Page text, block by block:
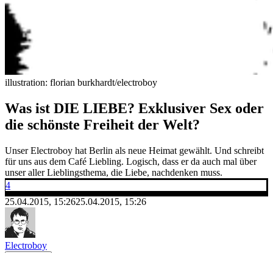
illustration: florian burkhardt/electroboy
Was ist DIE LIEBE? Exklusiver Sex oder
die schönste Freiheit der Welt?
UnserElectroboy hat Berlin als neue Heimat gewählt. Und schreibt
für uns aus dem Café Liebling. Logisch, dass er da auch mal über
unser aller Lieblingsthema, die Liebe, nachdenken muss.
4
25.04.2015, 15:2625.04.2015, 15:26
Electroboy